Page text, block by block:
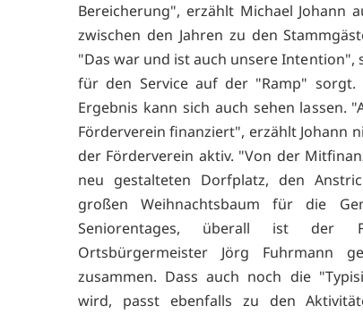
Bereicherung", erzählt Michael Johann
zwischen den Jahren zu den
"Das war und ist auch unsere Intention",
für den Service auf der "Ramp" sorgt.
Ergebnis kann sich auch sehen lassen.
Förderverein finanziert", erzählt Johann
der Förderverein aktiv. "Von der
neu gestalteten Dorfplatz, den
großen Weihnachtsbaum für die
Seniorentages, überall ist der
Ortsbürgermeister Jörg Fuhrmann
zusammen. Dass auch noch die
wird, passt ebenfalls zu den